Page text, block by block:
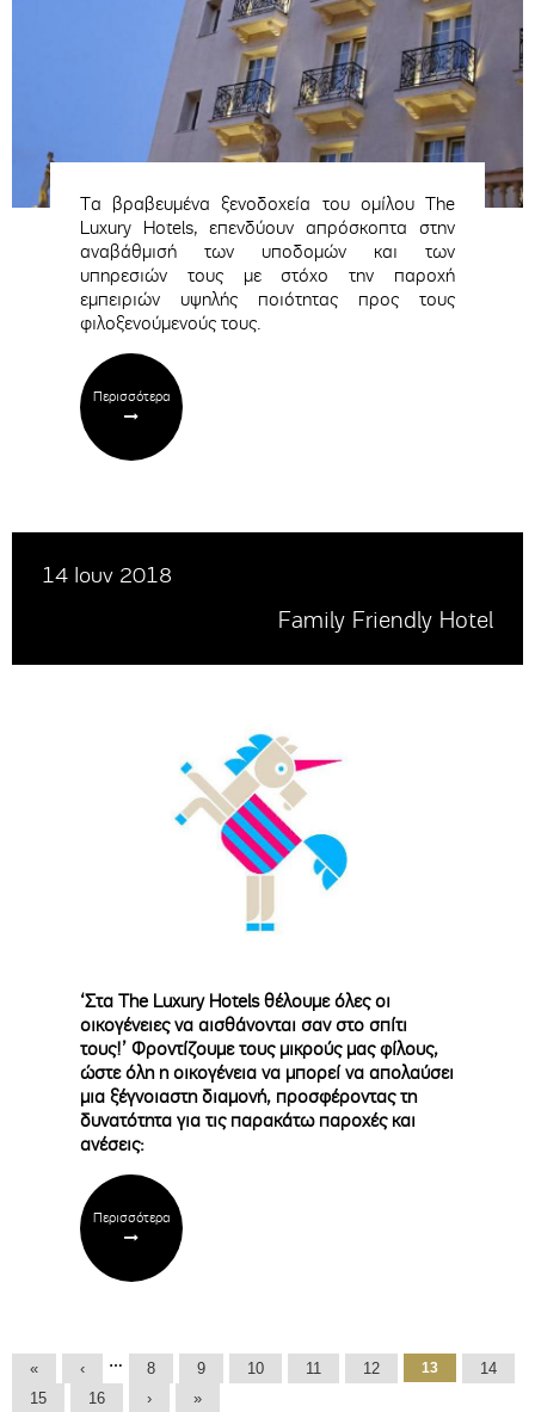
Τα βραβευμένα ξενοδοχεία του ομίλου The
Luxury Hotels, επενδύουν απρόσκοπτα στην
αναβάθμισή των υποδομών και των
υπηρεσιών τους με στόχο την παροχή
εμπειριών υψηλής ποιότητας προς τους
φιλοξενούμενούς τους.
Περισσότερα
14 Ιουν 2018
Family Friendly Hotel
‘Στα The Luxury Hotels θέλουμε όλες οι
οικογένειες να αισθάνονται σαν στο σπίτι
τους!’ Φροντίζουμε τους μικρούς μας φίλους,
ώστε όλη η οικογένεια να μπορεί να απολαύσει
μια ξέγνοιαστη διαμονή, προσφέροντας τη
δυνατότητα για τις παρακάτω παροχές και
ανέσεις:
Περισσότερα
Σελίδες
« ‹ … 8 9 10 11 12 13
14
15
16 › »